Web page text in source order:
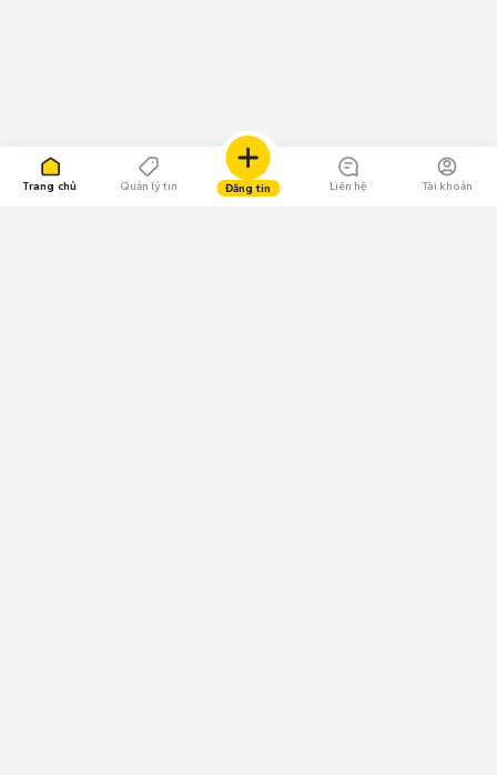
Trang chủ Quản lý tin Đăng tin Liên hệ Tài khoản